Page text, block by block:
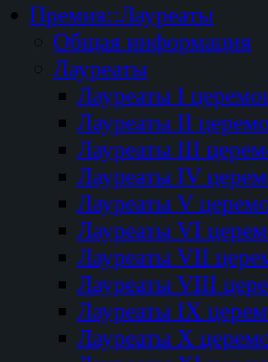
Премия::Лауреаты
Общая информация
Лауреаты
Лауреаты I
Лауреаты II
Лауреаты III
Лауреаты IV
Лауреаты V
Лауреаты VI
Лауреаты VII
Лауреаты VIII
Лауреаты IX
Лауреаты Х